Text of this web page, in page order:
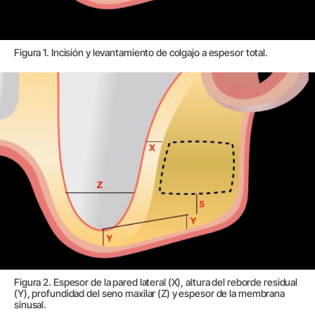
Figura 1. Incisión y levantamiento de colgajo a espesor total.
Figura 2. Espesor de la pared lateral (X), altura del reborde residual
(Y), profundidad del seno maxilar (Z) y espesor de la membrana
sinusal.